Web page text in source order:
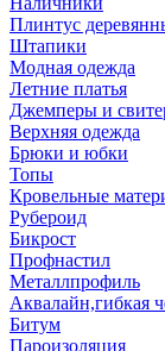
Плинтус
Штапики
Модная одежда
Летние платья
Джемперы и
Верхняя одежда
Брюки и юбки
Топы
Кровельные
Рубероид
Бикрост
Профнастил
Металлпрофиль
Аквалайн,гибкая
Битум
Пароизоляция